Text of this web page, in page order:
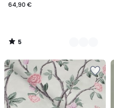
€.
64,90 €
5
/